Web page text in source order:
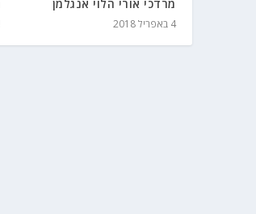
מרדכי אורי הלוי אנגלמן
4 באפריל 2018